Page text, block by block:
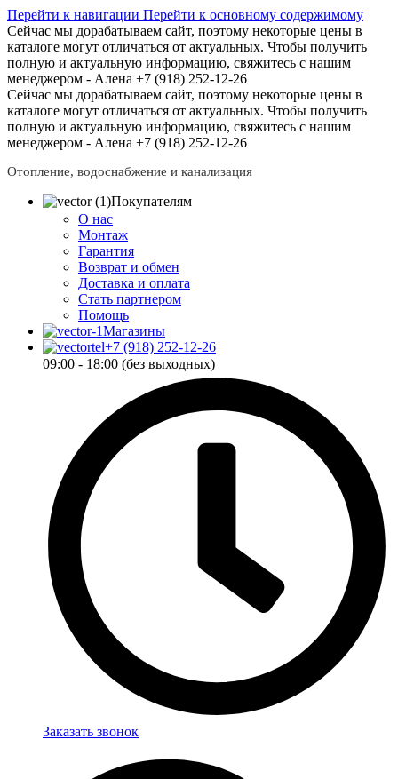
Перейти к навигации Перейти к основному содержимому
Сейчас мы дорабатываем сайт, поэтому некоторые цены в
каталоге могут отличаться от актуальных. Чтобы получить
полную и актуальную информацию, свяжитесь с нашим
менеджером - Алена +7 (918) 252-12-26
Сейчас мы дорабатываем сайт, поэтому некоторые цены в
каталоге могут отличаться от актуальных. Чтобы получить
полную и актуальную информацию, свяжитесь с нашим
менеджером - Алена +7 (918) 252-12-26
Отопление, водоснабжение и канализация
Покупателям
О нас
Монтаж
Гарантия
Возврат и обмен
Доставка и оплата
Стать партнером
Помощь
Магазины
+7 (918) 252-12-26
09:00 - 18:00 (без выходных)
Заказать звонок